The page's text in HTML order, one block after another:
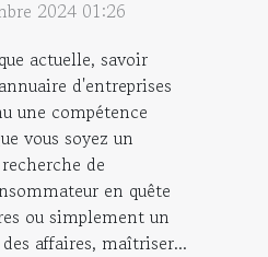
2024 01:26
actuelle, savoir
d'entreprises
une compétence
vous soyez un
de
en quête
ou simplement un
affaires, maîtriser...